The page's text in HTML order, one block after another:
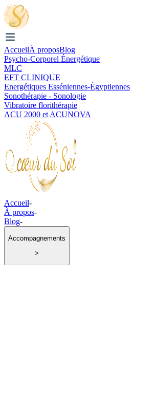
AccueilÀ proposBlog
Psycho-Corporel Énergétique
MLC
EFT CLINIQUE
Energétiques Esséniennes-Égyptiennes
Sonothérapie - Sonologie
Vibratoire florithérapie
ACU 2000 et ACUNOVA
Accueil-
À propos-
Blog-
Accompagnements
>